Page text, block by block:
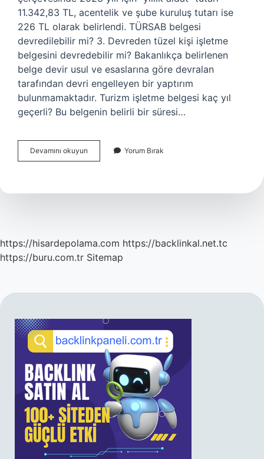
11.342,83 TL, acentelik ve şube kuruluş tutarı ise
226 TL olarak belirlendi. TÜRSAB belgesi
devredilebilir mi? 3. Devreden tüzel kişi işletme
belgesini devredebilir mi? Bakanlıkça belirlenen
belge devir usul ve esaslarına göre devralan
tarafından devri engelleyen bir yaptırım
bulunmamaktadır. Turizm işletme belgesi kaç yıl
geçerli? Bu belgenin belirli bir süresi…
Devamını okuyun
Belgesi
Geçerli
Yorum Bırak
https://hisardepolama.com https://backlinkal.net.tc
https://buru.com.tr Sitemap
SIDEBAR